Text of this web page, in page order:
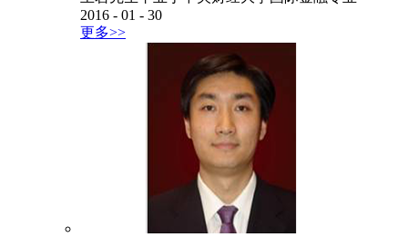
2016 - 01 - 30
更多>>